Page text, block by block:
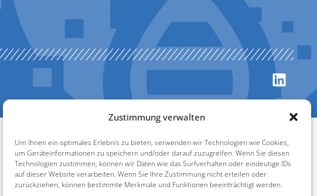
Zustimmung verwalten
Um Ihnen ein optimales Erlebnis zu bieten, verwenden wir Technologien wie Cookies,
um Geräteinformationen zu speichern und/oder darauf zuzugreifen. Wenn Sie diesen
Technologien zustimmen, können wir Daten wie das Surfverhalten oder eindeutige IDs
auf dieser Website verarbeiten. Wenn Sie Ihre Zustimmung nicht erteilen oder
zurückziehen, können bestimmte Merkmale und Funktionen beeinträchtigt werden.